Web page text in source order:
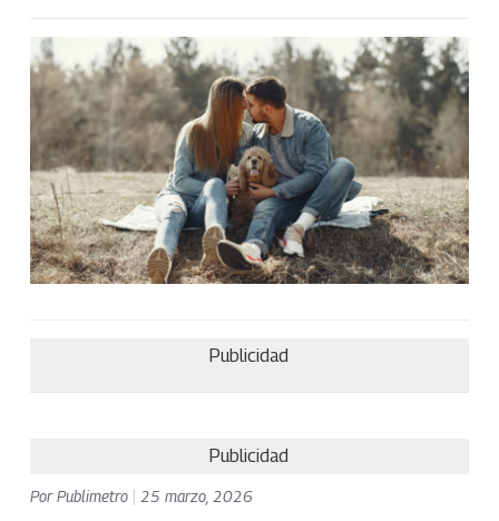
Publicidad
Publicidad
PorPublimetro 25 marzo, 2026